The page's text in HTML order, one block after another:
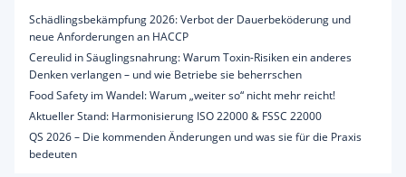
Schädlingsbekämpfung 2026: Verbot der Dauerbeköderung und
neue Anforderungen an HACCP
Cereulid in Säuglingsnahrung: Warum Toxin-Risiken ein anderes
Denken verlangen – und wie Betriebe sie beherrschen
Food Safety im Wandel: Warum „weiter so“ nicht mehr reicht!
Aktueller Stand: Harmonisierung ISO 22000 & FSSC 22000
QS 2026 – Die kommenden Änderungen und was sie für die Praxis
bedeuten